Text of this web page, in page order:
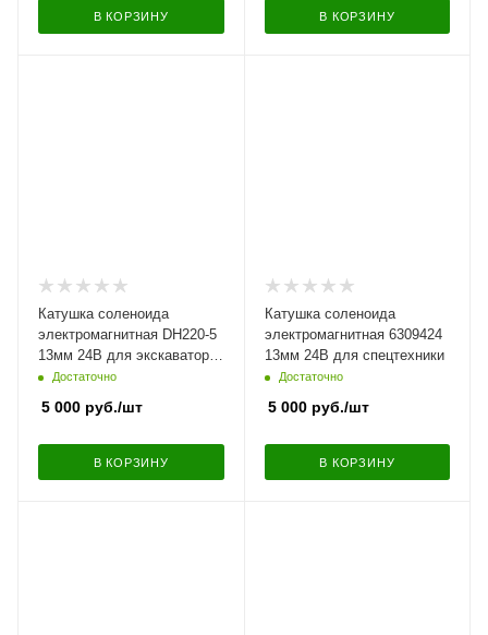
В КОРЗИНУ В КОРЗИНУ
Катушка соленоида
электромагнитная DH220-5
13мм 24В для экскаватора
Doosan, Daewoo
Достаточно
5 000 руб./шт
В КОРЗИНУ
Катушка соленоида
электромагнитная 6309424
13мм 24В для спецтехники
Достаточно
5 000руб./шт
В КОРЗИНУ